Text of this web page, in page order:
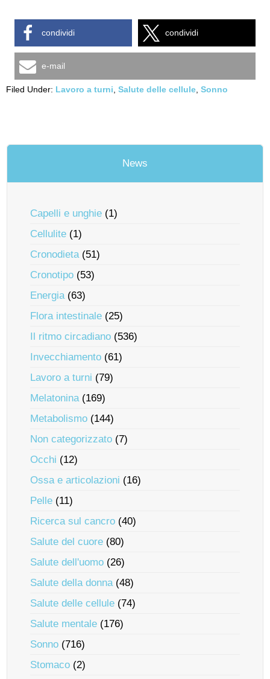
condividi condividi
e-mail
Filed Under: Lavoro a turni Salute delle cellule Sonno
News
Capelli e unghie (1)
Cellulite (1)
Cronodieta(51)
Cronotipo (53)
Energia(63)
Flora intestinale (25)
Il ritmo circadiano (536)
Invecchiamento (61)
Lavoro a turni (79)
Melatonina(169)
Metabolismo (144)
Non categorizzato (7)
Occhi (12)
Ossa e articolazioni (16)
Pelle (11)
Ricerca sul cancro (40)
Salute del cuore (80)
Salute dell'uomo (26)
Salute della donna(48)
Salute delle cellule (74)
Salute mentale (176)
Sonno (716)
Stomaco (2)